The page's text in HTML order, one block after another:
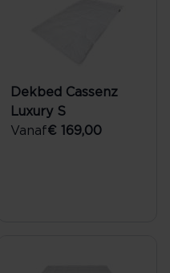
Dekbed Cassenz
Luxury S
Vanaf€ 169,00